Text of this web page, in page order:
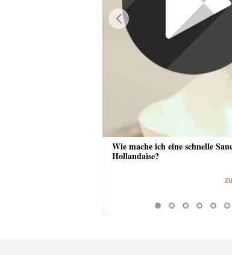
Wie mache ich eine schnelle
Hollandaise?
Previous